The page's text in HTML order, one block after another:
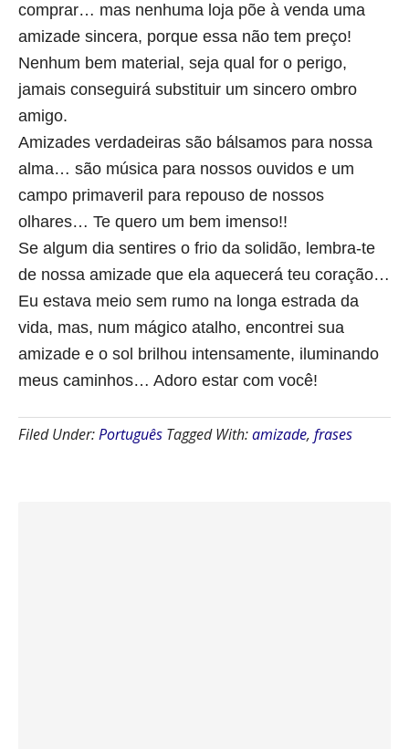
comprar… mas nenhuma loja põe à venda uma
amizade sincera, porque essa não tem preço!
Nenhum bem material, seja qual for o perigo,
jamais conseguirá substituir um sincero ombro
amigo.
Amizades verdadeiras são bálsamos para nossa
alma… são música para nossos ouvidos e um
campo primaveril para repouso de nossos
olhares… Te quero um bem imenso!!
Se algum dia sentires o frio da solidão, lembra-te
de nossa amizade que ela aquecerá teu coração…
Eu estava meio sem rumo na longa estrada da
vida, mas, num mágico atalho, encontrei sua
amizade e o sol brilhou intensamente, iluminando
meus caminhos… Adoro estar com você!
Filed Under:Português Tagged With:amizade, frases